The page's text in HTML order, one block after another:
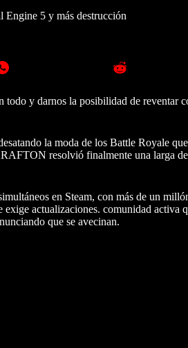
5 y más destrucción
y darnos la posibilidad de reventar
la moda de los Battle Royale
resolvió finalmente una larga
en Steam, con más de un
actualizaciones. comunidad activa
que se avecinan.